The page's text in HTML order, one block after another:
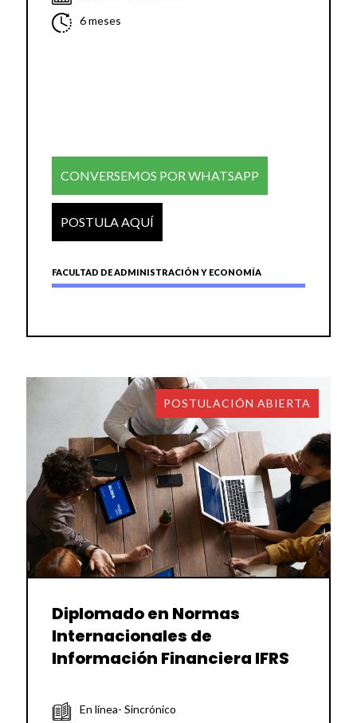
6 meses
CONVERSEMOS POR WHATSAPP
POSTULA AQUÍ
FACULTAD DE ADMINISTRACIÓN Y ECONOMÍA
POSTULACIÓN ABIERTA
Diplomado en Normas
Internacionales de
Información Financiera IFRS
En línea- Sincrónico